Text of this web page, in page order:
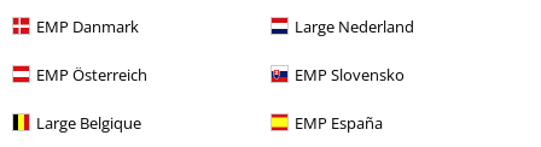
EMP Danmark Large Nederland
EMP Österreich EMP Slovensko
Large Belgique EMP España
Témata Gotika